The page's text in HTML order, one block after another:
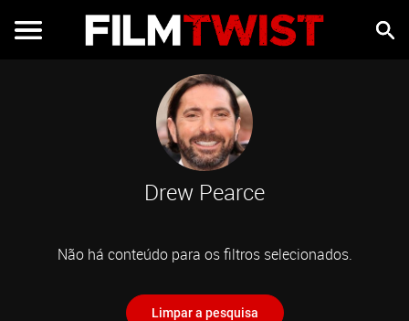
Drew Pearce
Não há conteúdo para os filtros selecionados.
Limpar a pesquisa